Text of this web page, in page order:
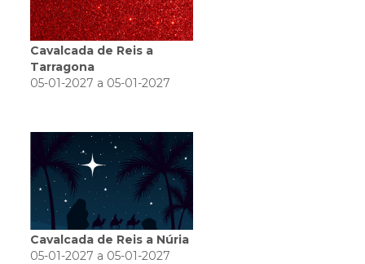
Cavalcada de Reis a
Tarragona
05-01-2027 a 05-01-2027
Cavalcada de Reis a Núria
05-01-2027 a 05-01-2027